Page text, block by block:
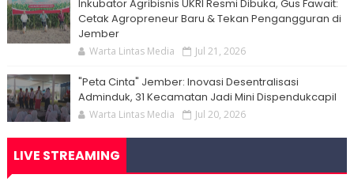
Inkubator Agribisnis UKRI Resmi Dibuka, Gus Fawait:
Cetak Agropreneur Baru & Tekan Pengangguran di
Jember
Warta Lintas Media Jul 21, 2026
"Peta Cinta" Jember: Inovasi Desentralisasi
Adminduk, 31 Kecamatan Jadi Mini Dispendukcapil
Warta Lintas Media Jul 20, 2026
LIVE STREAMING